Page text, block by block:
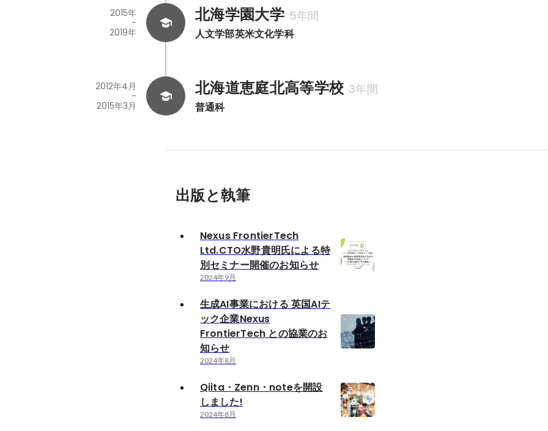
北海学園大学 5年間
人文学部英米文化学科
2015年
-
2019年
北海道恵庭北高等学校 3年間
普通科
2012年4月
-
2015年3月
出版と執筆
Nexus FrontierTech
Ltd.CTO水野貴明氏による特
別セミナー開催のお知らせ
2024年9月
生成AI事業における 英国AIテ
ック企業Nexus
FrontierTech との協業のお
知らせ
2024年8月
Qiita・Zenn・noteを開設
しました!
2024年8月